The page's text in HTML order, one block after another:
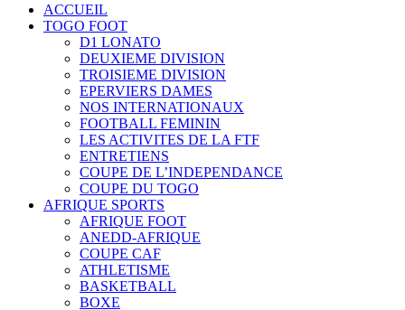
ACCUEIL
TOGO FOOT
D1 LONATO
DEUXIEME DIVISION
TROISIEME DIVISION
EPERVIERS DAMES
NOS INTERNATIONAUX
FOOTBALL FEMININ
LES ACTIVITES DE LA FTF
ENTRETIENS
COUPE DE L’INDEPENDANCE
COUPE DU TOGO
AFRIQUE SPORTS
AFRIQUE FOOT
ANEDD-AFRIQUE
COUPE CAF
ATHLETISME
BASKETBALL
BOXE